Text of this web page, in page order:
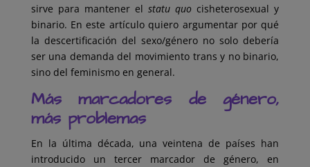
sirve para mantener elstatu quo cisheterosexual y
binario. En este artículo quiero argumentar por qué
la descertificación del sexo/género no solo debería
ser una demanda del movimiento trans y no binario,
sino del feminismo en general.
Más marcadores de género,
más problemas
En la última década, una veintena de países han
introducido un tercer marcador de género, en